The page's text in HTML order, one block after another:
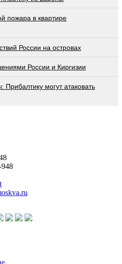
пожара в квартире
России на островах
России и Киргизии
могут атаковать